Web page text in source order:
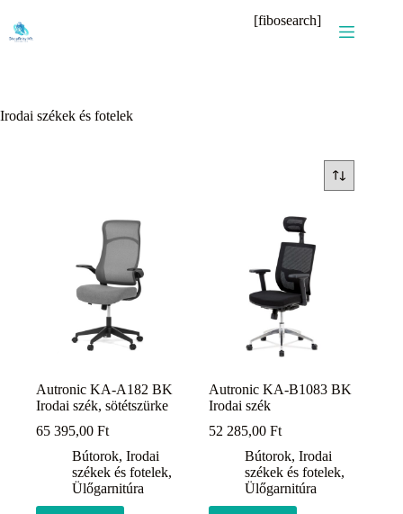
content
[fibosearch]
Irodai székek és fotelek
Autronic KA-A182 BK
Irodai szék, sötétszürke
65 395,00 Ft
Bútorok, Irodai
székek és fotelek,
Ülőgarnitúra
Autronic KA-B1083 BK
Irodai szék
52 285,00Ft
Bútorok,Irodai
székek és fotelek,
Ülőgarnitúra